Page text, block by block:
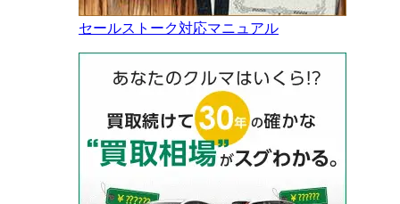
セールストーク対応マニュアル